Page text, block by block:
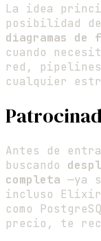
La idea
posibilidad de
diagramas de
cuando
red,
cualquier
Antes de
buscando
completa —ya
incluso
como
precio, te